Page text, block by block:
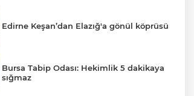
Edirne Keşan’dan Elazığ'a gönül köprüsü
Bursa Tabip Odası: Hekimlik 5 dakikaya
sığmaz